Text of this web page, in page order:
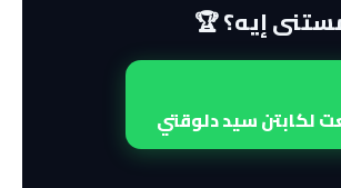
إيه؟ 🏆
لكابتن سيد دلوقتي